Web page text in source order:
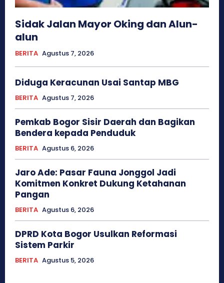
Sidak Jalan Mayor Oking dan Alun-
alun
BERITA Agustus 7, 2026
Diduga Keracunan Usai Santap MBG
BERITA Agustus 7, 2026
Pemkab Bogor Sisir Daerah dan Bagikan
Bendera kepada Penduduk
BERITA Agustus 6, 2026
Jaro Ade: Pasar Fauna Jonggol Jadi
Komitmen Konkret Dukung Ketahanan
Pangan
BERITA Agustus 6, 2026
DPRD Kota Bogor Usulkan Reformasi
Sistem Parkir
BERITA Agustus 5, 2026